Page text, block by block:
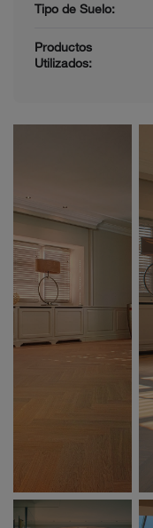
Tipo de Suelo:
Productos
Utilizados: